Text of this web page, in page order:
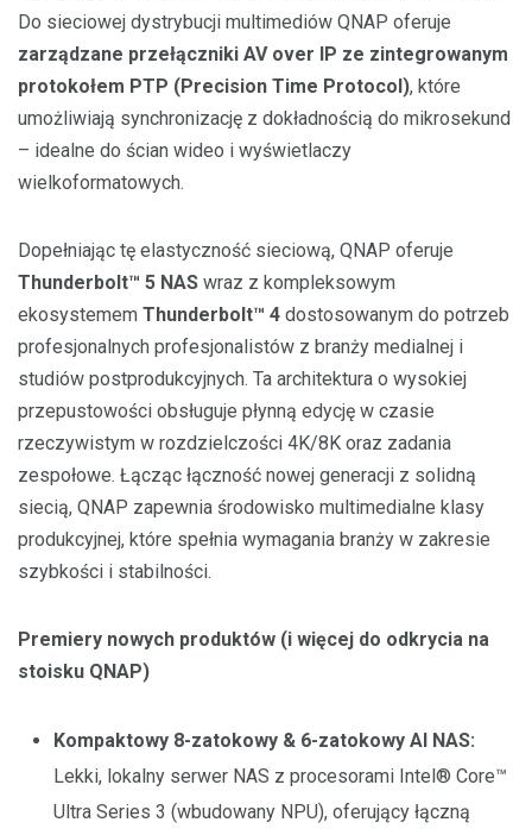
Do sieciowej dystrybucji multimediów QNAP oferuje
zarządzane przełączniki AV over IP ze zintegrowanym
protokołem PTP (Precision Time Protocol), które
umożliwiają synchronizację z dokładnością do mikrosekund
– idealne do ścian wideo i wyświetlaczy
wielkoformatowych.
Dopełniając tę ​​elastyczność sieciową, QNAP oferuje
Thunderbolt™ 5 NAS wraz z kompleksowym
ekosystemem Thunderbolt™ 4 dostosowanym do potrzeb
profesjonalnych profesjonalistów z branży medialnej i
studiów postprodukcyjnych. Ta architektura o wysokiej
przepustowości obsługuje płynną edycję w czasie
rzeczywistym w rozdzielczości 4K/8K oraz zadania
zespołowe. Łącząc łączność nowej generacji z solidną
siecią, QNAP zapewnia środowisko multimedialne klasy
produkcyjnej, które spełnia wymagania branży w zakresie
szybkości i stabilności.
Premiery nowych produktów (i więcej do odkrycia na
stoisku QNAP)
Kompaktowy 8-zatokowy & 6-zatokowy AI NAS:
Lekki, lokalny serwer NAS z procesorami Intel® Core™
Ultra Series 3 (wbudowany NPU), oferujący łączną